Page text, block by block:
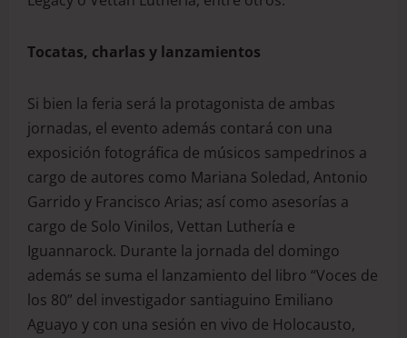
Tocatas, charlas y lanzamientos
Si bien la feria será la protagonista de ambas
jornadas, el evento además contará con una
exposición fotográfica de músicos sampedrinos a
cargo de autores como Mariana Soledad, Antonio
Garrido y Francisco Arias; así como asesorías a
cargo de Solo Vinilos, Vettan Luthería e
Iguannarock. Durante la jornada del domingo
además se suma el lanzamiento del libro “Voces de
los 80” del investigador santiaguino Emiliano
Aguayo y con una sesión en vivo de Holocausto,